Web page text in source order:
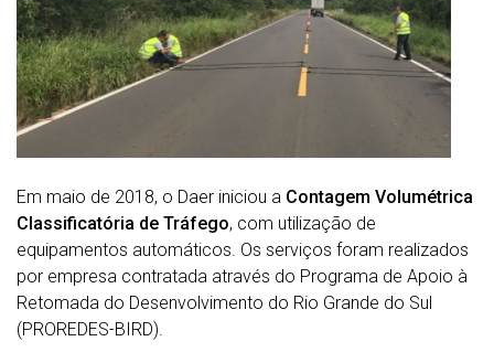
Em maio de 2018, o Daer iniciou a Contagem Volumétrica
Classificatória de Tráfego, com utilização de
equipamentos automáticos. Os serviços foram realizados
por empresa contratada através do Programa de Apoio à
Retomada do Desenvolvimento do Rio Grande do Sul
(PROREDES-BIRD).